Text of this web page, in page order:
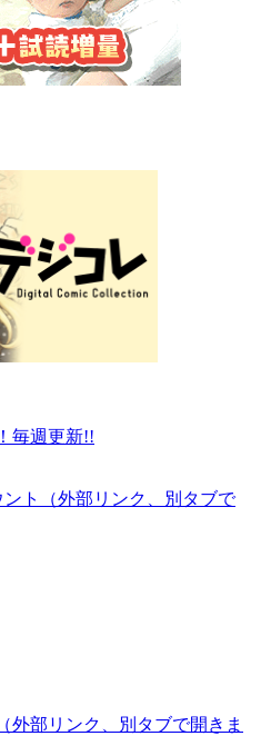
毎週更新!!
ト
（外部リンク、別タブで
（外部リンク、別タブで開きま